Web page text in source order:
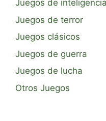
Juegos de inteligencia
Juegos de terror
Juegos clásicos
Juegos de guerra
Juegos de lucha
Otros Juegos